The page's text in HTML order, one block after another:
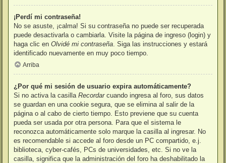
¡Perdí mi contraseña!
No se asuste, ¡calma! Si su contraseña no puede ser recuperada
puede desactivarla o cambiarla. Visite la página de ingreso (login) y
haga clic en Olvidé mi contraseña . Siga las instrucciones y estará
identificado nuevamente en muy poco tiempo.
Arriba
¿Por qué mi sesión de usuario expira automáticamente?
Si no activa la casilla Recordarcuando ingresa al foro, sus datos
se guardan en una cookie segura, que se elimina al salir de la
página o al cabo de cierto tiempo. Esto previene que su cuenta
pueda ser usada por otra persona. Para que el sistema le
reconozca automáticamente solo marque la casilla al ingresar. No
es recomendable si accede al foro desde un PC compartido, e.j.
biblioteca, cyber-cafés, PCs de universidades, etc. Si no ve la
casilla, significa que la administración del foro ha deshabilitado la